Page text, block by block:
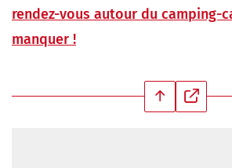
rendez-vous autour du camping-
manquer !